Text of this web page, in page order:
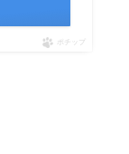
ポチップ